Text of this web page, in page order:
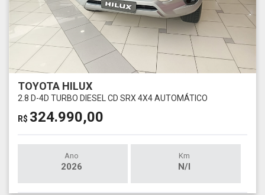
TOYOTA HILUX
2.8 D-4D TURBO DIESEL CD SRX 4X4 AUTOMÁTICO
R$ 324.990,00
Ano
2026
Km
N/I